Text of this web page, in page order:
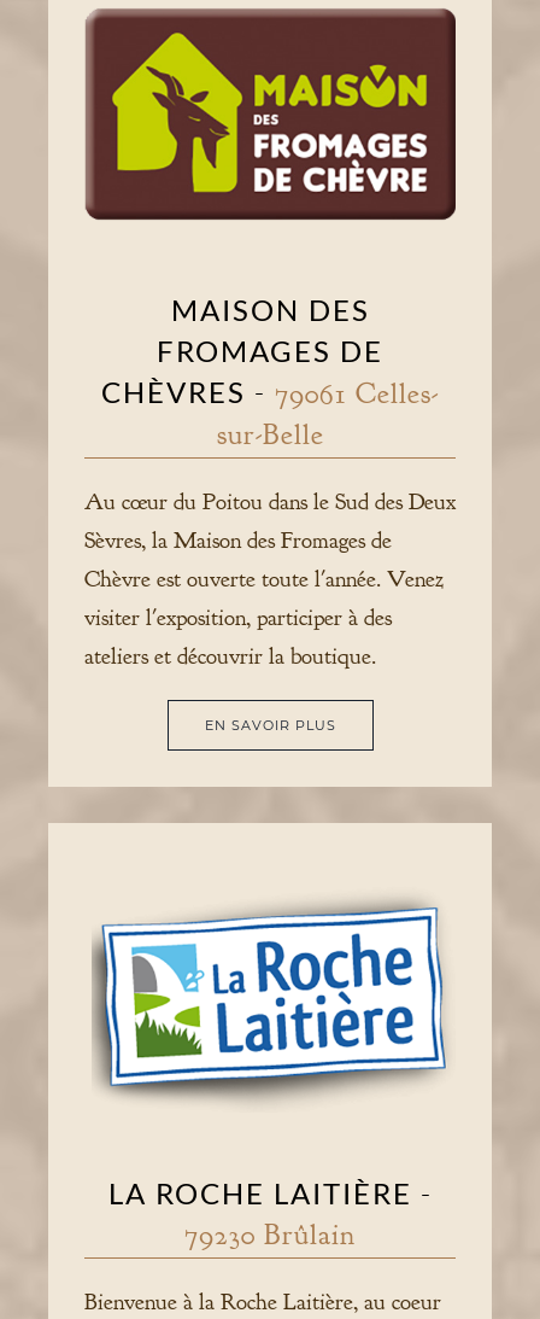
MAISON DES
FROMAGES DE
CHÈVRES - 79061 Celles-
sur-Belle
Au cœur du Poitou dans le Sud des Deux
Sèvres, la Maison des Fromages de
Chèvre est ouverte toute l'année. Venez
visiter l'exposition, participer à des
ateliers et découvrir la boutique.
EN SAVOIR PLUS
LA ROCHE LAITIÈRE -
79230 Brûlain
Bienvenue à la Roche Laitière, au coeur